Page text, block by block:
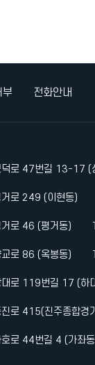
부 전화안내
덕로 47번길 13-17 (
로 249 (이현동)
로 46 (평거동)
로 86 (옥봉동)
대로 119번길 17 (하
로 415(진주종합경
로 44번길 4 (가좌